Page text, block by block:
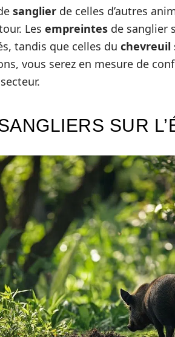
sanglier de celles d’autres
Les empreintes de sanglier
tandis que celles du chevreuil
vous serez en mesure de
SUR